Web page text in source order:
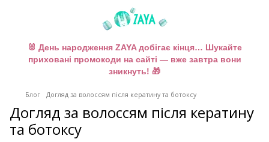
🐰 День народження ZAYA добігає кінця… Шукайте
приховані промокоди на сайті — вже завтра вони
зникнуть! 🎁
Блог Догляд за волоссям після кератину та ботоксу
Догляд за волоссям після кератину
та ботоксу